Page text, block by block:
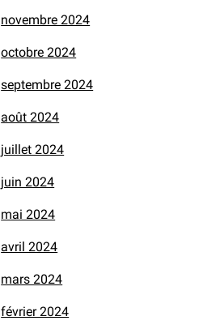
novembre 2024
octobre 2024
septembre 2024
août 2024
juillet 2024
juin 2024
mai 2024
avril 2024
mars 2024
février 2024